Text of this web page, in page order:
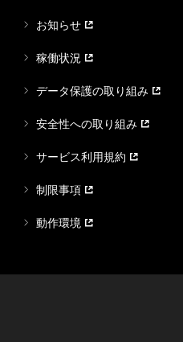
お知らせ
稼働状況
データ保護の取り組み
安全性への取り組み
サービス利用規約
制限事項
動作環境